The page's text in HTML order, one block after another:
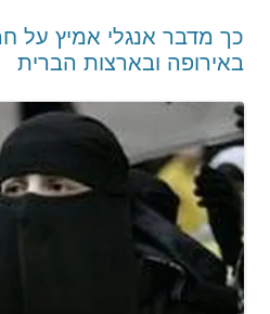
כך מדבר אנגלי אמיץ על
באירופה ובארצות הברית